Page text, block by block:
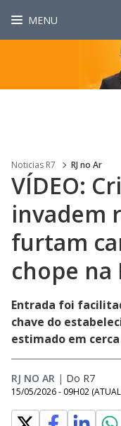
MENU
Noticias R7 RJ no Ar
VÍDEO:
invadem
furtam
chope na
Entrada foi
chave do
estimado em cerca
RJ NO AR | Do R7
15/05/2026 - 09H02